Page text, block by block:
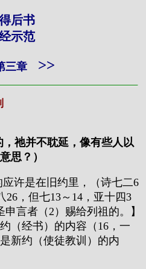
后书
示范
三章 >>
祂并不耽延，像有些人以
思？）
应许是在旧约里，（诗七二6
26，但七13～14，亚十四3
言者（2）赐给列祖的。】
（经书）的内容（16，一
新约（使徒教训）的内